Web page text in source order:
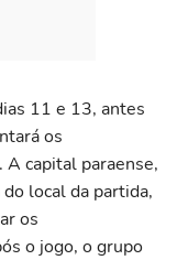
11 e 13, antes
os
capital paraense,
local da partida,
os
o jogo, o grupo